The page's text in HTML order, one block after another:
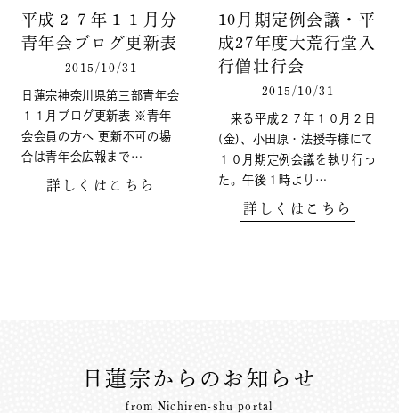
平成２７年１１月分
青年会ブログ更新表
2015/10/31
日蓮宗神奈川県第三部青年会
１１月ブログ更新表 ※青年
会会員の方へ 更新不可の場
合は青年会広報まで…
詳しくはこちら
10月期定例会議・平
成27年度大荒行堂入
行僧壮行会
2015/10/31
来る平成２７年１０月２日
(金)、小田原・法授寺様にて
１０月期定例会議を執り行っ
た。午後１時より…
詳しくはこちら
日蓮宗からのお知らせ
from Nichiren-shu portal